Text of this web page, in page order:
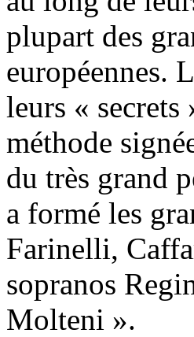
plupart des
européennes.
leurs «
méthode
du très grand
a formé les
Farinelli,
sopranos
Molteni ».